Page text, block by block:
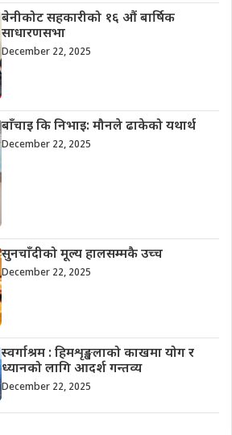
बेनीकोट सहकारीको १६ औं बार्षिक
साधारणसभा
December 22, 2025
बाँचाइ कि निभाइ: मौनले ढाकेको यथार्थ
December 22, 2025
सुनचाँदीको मूल्य हालसम्मकै उच्च
December 22, 2025
स्वर्गाश्रम : हिमशृङ्खलाको काखमा योग र
ध्यानको लागि आदर्श गन्तव्य
December 22, 2025